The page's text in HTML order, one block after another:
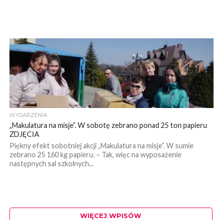
WYDARZENIA
„Makulatura na misje”. W sobotę zebrano ponad 25 ton papieru
ZDJĘCIA
Piękny efekt sobotniej akcji „Makulatura na misje”. W sumie
zebrano 25 160 kg papieru. – Tak, więc na wyposażenie
następnych sal szkolnych...
WIĘCEJ WPISÓW